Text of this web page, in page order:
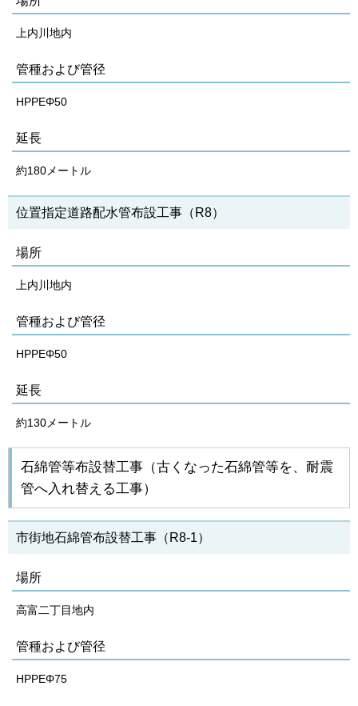
上内川地内
管種および管径
HPPEΦ50
延長
約180メートル
位置指定道路配水管布設工事（R8）
場所
上内川地内
管種および管径
HPPEΦ50
延長
約130メートル
石綿管等布設替工事（古くなった石綿管等を、耐震
管へ入れ替える工事）
市街地石綿管布設替工事（R8‐1）
場所
高富二丁目地内
管種および管径
HPPEΦ75